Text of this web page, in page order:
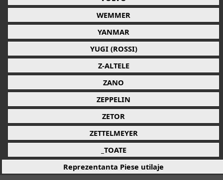
WEMMER
YANMAR
YUGI (ROSSI)
Z-ALTELE
ZANO
ZEPPELIN
ZETOR
ZETTELMEYER
_TOATE
Reprezentanta Piese utilaje